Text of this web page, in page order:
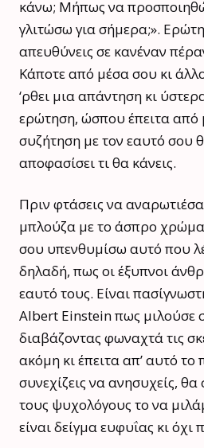
κάνω; Μήπως να
γλιτώσω για σήμερα;».
απευθύνεις σε κανέναν
Κάποτε από μέσα σου κι
‘ρθει μια απάντηση κι
ερώτηση, ώσπου έπειτα από
συζήτηση με τον εαυτό σου
αποφασίσει τι θα κάνεις.
Πριν φτάσεις να
μπλούζα με το άσπρο
σου υπενθυμίσω αυτό που
δηλαδή, πως οι έξυπνοι
εαυτό τους. Είναι
Albert Einstein πως μιλούσε
διαβάζοντας φωναχτά τις
ακόμη κι έπειτα απ’ αυτό
συνεχίζεις να ανησυχείς,
τους ψυχολόγους το να
είναι δείγμα ευφυΐας κι όχι